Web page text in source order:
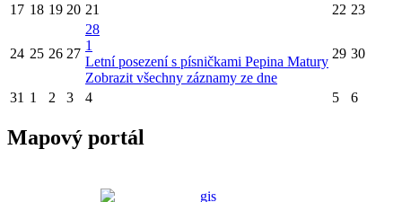
17 18 19 20 21 22 23
24 25 26 27
28
1
Letní posezení s písničkami Pepina Matury
Zobrazit všechny záznamy ze dne
29 30
31 1 2 3 4 5 6
Mapový portál